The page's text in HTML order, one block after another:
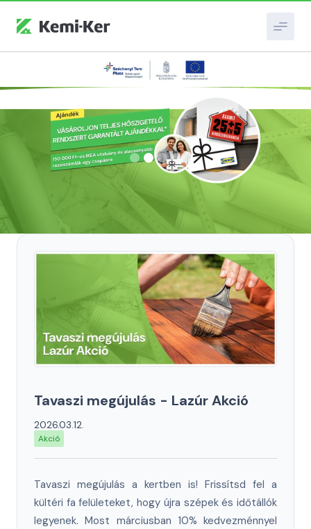
Tavaszi megújulás - Lazúr Akció
2026.03.12.
Akció
Tavaszi megújulás a kertben is! Frissítsd fel a
kültéri fa felületeket, hogy újra szépek és időtállók
legyenek. Most márciusban 10% kedvezménnyel